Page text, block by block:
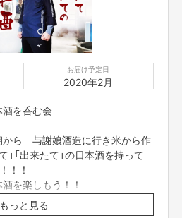
フアウト中津に申し込みいただ
ている方が対象になります
円/月(税別）
）
laugh-out.com/nakatsu/
限定
お届け予定日
2020年2月
を呑む会
から 与謝娘酒造に行き米から作
「出来たて」の日本酒を持って
！！
を楽しもう！！
2時間程度
もっと見る